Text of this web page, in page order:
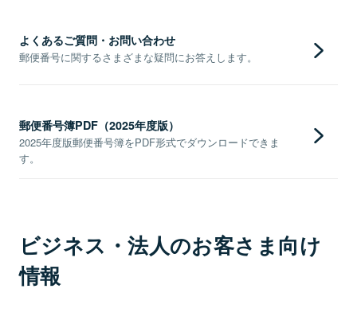
よくあるご質問・お問い合わせ
郵便番号に関するさまざまな疑問にお答えします。
郵便番号簿PDF（2025年度版）
2025年度版郵便番号簿をPDF形式でダウンロードできま
す。
ビジネス・法人のお客さま向け
情報